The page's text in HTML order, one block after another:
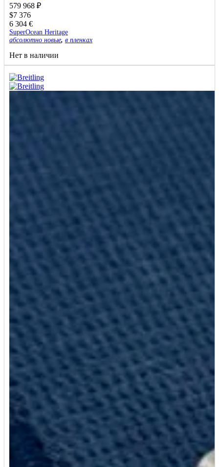
579 968 ₽
$7 376
6 304 €
SuperOcean Heritage
абсолютно новые, в пленках
Нет в наличии